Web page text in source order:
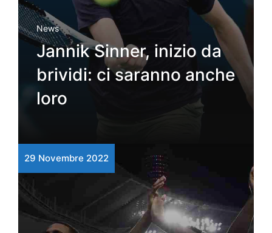
News
Jannik Sinner, inizio da
brividi: ci saranno anche
loro
29 Novembre 2022